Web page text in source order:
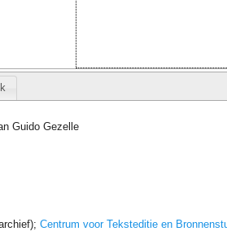
Guido Gezelle
Centrum voor Teksteditie en